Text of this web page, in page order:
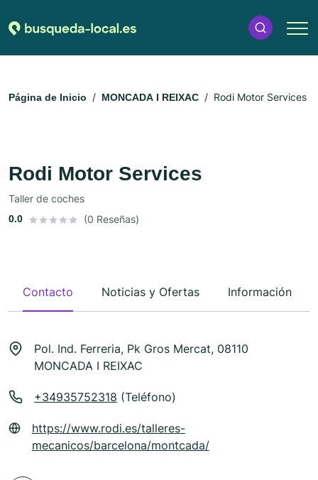
Página de Inicio MONCADA I REIXAC Rodi Motor Services
Rodi Motor Services
Taller de coches
0.0 (0 Reseñas)
Contacto Noticias y Ofertas Información
Pol. Ind. Ferreria, Pk Gros Mercat, 08110
MONCADA I REIXAC
+34935752318 (Teléfono)
https://www.rodi.es/talleres-
mecanicos/barcelona/montcada/